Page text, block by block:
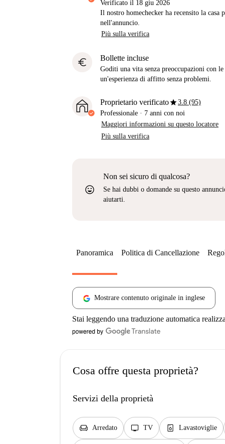
Verificato il 18 giu 2026
Il nostro homechecker ha recensito la casa
nell'annuncio.
Più sulla verifica
euro Bollette incluse
Goditi una vita senza preoccupazioni con
un'esperienza di affitto senza problemi.
Proprietario verificatostar3.8 (95)
Professionale · 7 anni con noi
Maggiori informazioni su questo locatore
Più sulla verifica
sentiment_very_satisfied
Non sei sicuro di qualcosa?
Se hai dubbi o domande su questo
aiutarti.
Panoramica Politica di Cancellazione
Mostrare contenuto originale in inglese
Stai leggendo una traduzione automatica
Cosa offre questa proprietà?
Servizi della proprietà
chair Arredato tv TV dishwasher_gen Lavastoviglie